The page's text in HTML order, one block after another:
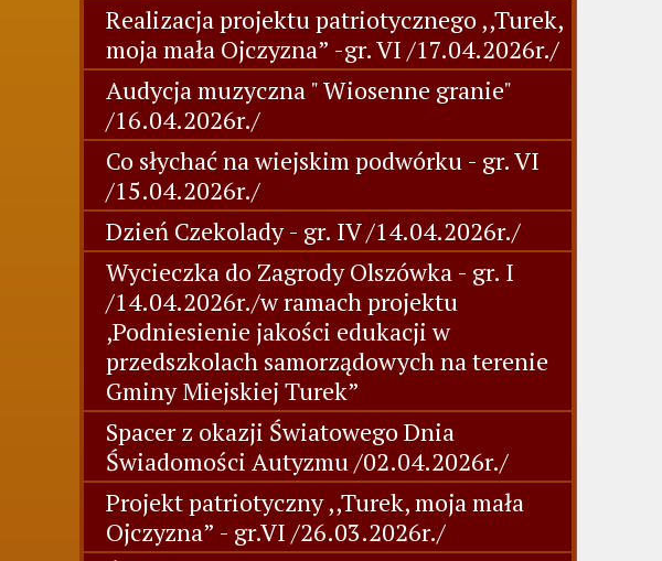
Realizacja projektu patriotycznego ,,Turek,
moja mała Ojczyzna” -gr. VI /17.04.2026r./
Audycja muzyczna " Wiosenne granie"
/16.04.2026r./
Co słychać na wiejskim podwórku - gr. VI
/15.04.2026r./
Dzień Czekolady - gr. IV /14.04.2026r./
Wycieczka do Zagrody Olszówka - gr. I
/14.04.2026r./w ramach projektu
,Podniesienie jakości edukacji w
przedszkolach samorządowych na terenie
Gminy Miejskiej Turek”
Spacer z okazji Światowego Dnia
Świadomości Autyzmu /02.04.2026r./
Projekt patriotyczny ,,Turek, moja mała
Ojczyzna” - gr.VI /26.03.2026r./